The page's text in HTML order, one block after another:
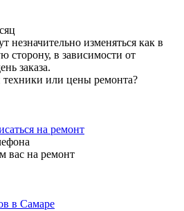
изменяться как в
в зависимости от
заказа.
или цены ремонта?
на ремонт
вас на ремонт
в Самаре